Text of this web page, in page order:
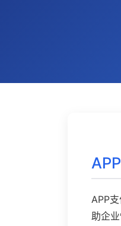
APP
助企